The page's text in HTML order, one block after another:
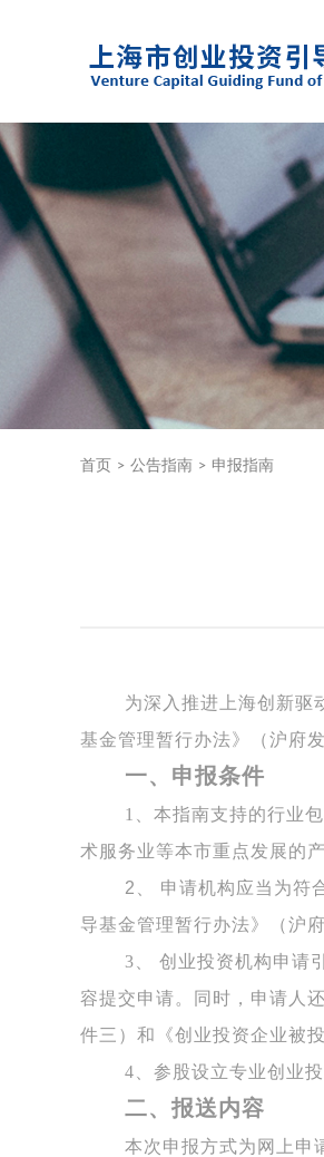
首页 > 公告指南 > 申报指南
为深入推进上海创新驱
基金管理暂行办法》（沪府
一、申报条件
1、本指南支持的行业
术服务业等本市重点发展的
2、 申请机构应当为符
导基金管理暂行办法》（沪
3、 创业投资机构申请
容提交申请。同时，申请人
件三）和《创业投资企业被
4、参股设立专业创业
二、报送内容
本次申报方式为网上申